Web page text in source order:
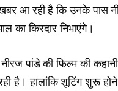
आ रही है कि उनके पास
का किरदार निभाएंगे।
पांडे की फिल्म की
है। हालांकि शूटिंग शुरू